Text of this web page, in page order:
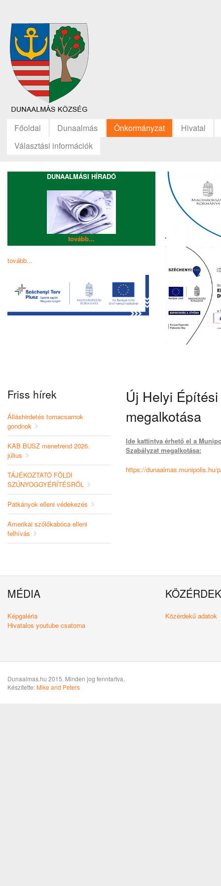
Főoldal Dunaalmás Önkormányzat
Hivatal
Választási információk
DUNAALMÁSI HÍRADÓ
tovább...
tovább...
Friss hírek
Álláshirdetés tornacsarnok
gondnok
KAB BUSZ menetrend 2026.
július
TÁJÉKOZTATÓ FÖLDI
SZÚNYOGGYÉRÍTÉSRŐL
Patkányok elleni védekezés
Amerikai szőlőkabóca elleni
felhívás
Új Helyi
megalkotása
Ide kattintva érhető el a
Szabályzat megalkotása:
https://dunaalmas.munipolis.hu/
MÉDIA
Képgaléria
Hivatalos youtube csatorna
Közérdekű adatok
Dunaalmas.hu 2015. Minden jog fenntartva.
Készítette:Mike and Peters